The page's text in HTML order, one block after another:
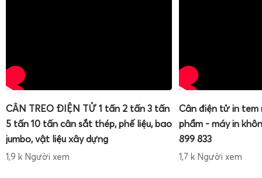
CÂN TREO ĐIỆN TỬ 1 tấn 2 tấn 3 tấn
5 tấn 10 tấn cân sắt thép, phế liệu, bao
jumbo, vật liệu xây dựng
1,9 k Người xem
Cân điện tử in tem
phẩm - máy in
899 833
1,7 k Người xem